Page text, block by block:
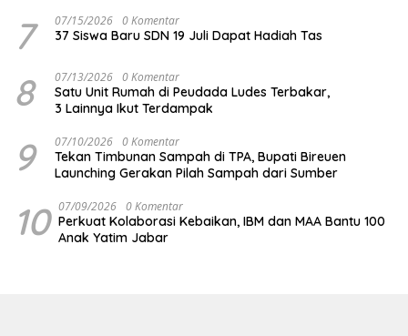
7 07/15/2026 0 Komentar
37 Siswa Baru SDN 19 Juli Dapat Hadiah Tas
8 07/13/2026 0 Komentar
Satu Unit Rumah di Peudada Ludes Terbakar,
3 Lainnya Ikut Terdampak
9 07/10/2026 0 Komentar
Tekan Timbunan Sampah di TPA, Bupati Bireuen
Launching Gerakan Pilah Sampah dari Sumber
10 07/09/2026 0 Komentar
Perkuat Kolaborasi Kebaikan, IBM dan MAA Bantu 100
Anak Yatim Jabar